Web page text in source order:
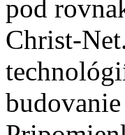
pod
Christ-